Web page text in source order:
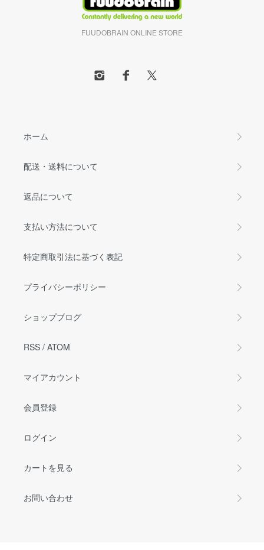
FUUDOBRAIN ONLINE STORE
ホーム
配送・送料について
返品について
支払い方法について
特定商取引法に基づく表記
プライバシーポリシー
ショップブログ
RSS / ATOM
マイアカウント
会員登録
ログイン
カートを見る
お問い合わせ